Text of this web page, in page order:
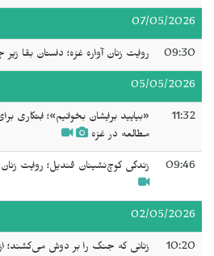
07/05/2026
09:30 روایت زنان آواره غزه؛ داستان بقا
05/05/2026
11:32
«بیایید برایشان بخوانیم»؛ ابتکاری
مطالعه در غزه
09:46 زندگی کوچ‌نشینان قندیل؛ روایت
02/05/2026
10:20
زنانی که جنگ را بر دوش می‌کشند؛